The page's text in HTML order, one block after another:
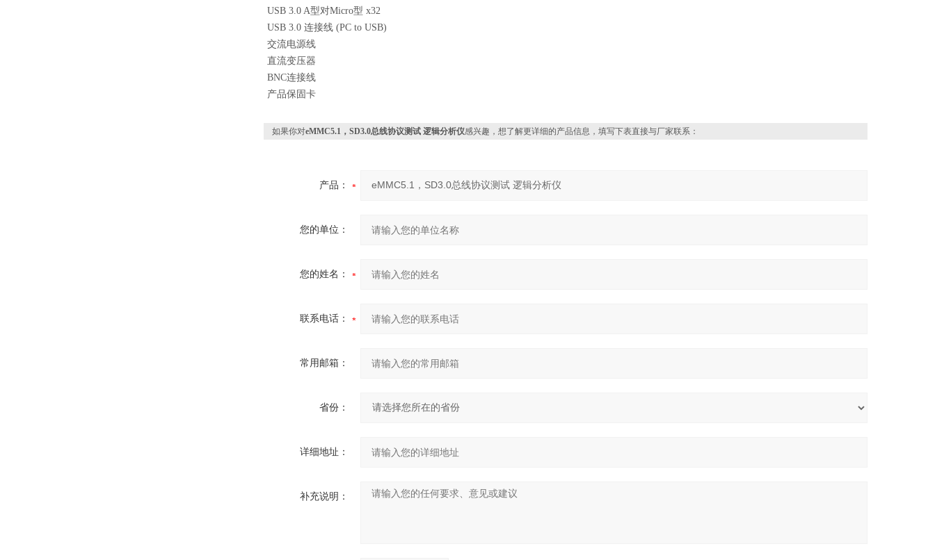
USB 3.0 A型对Micro型 x32
USB 3.0 连接线 (PC to USB)
交流电源线
直流变压器
BNC连接线
产品保固卡
如果你对eMMC5.1，SD3.0总线协议测试 逻辑分析仪感兴趣，想了解更详细的产品信息，填写下表直接与厂家联系：
产品：
您的单位：
您的姓名：
联系电话：
常用邮箱：
省份：
详细地址：
补充说明：